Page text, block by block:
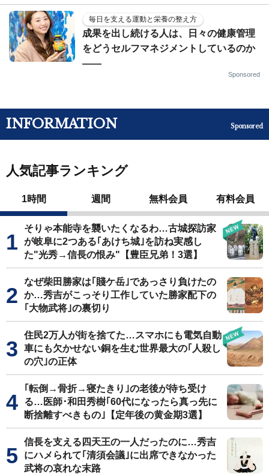
毎日を支える運動と栄養の整え方
成果を出し続ける人は、日々の健康管理
をどうセルフマネジメントしているのか
——
Sponsored
INFORMATION Sponsored
人気記事ランキング
1時間 週間 無料会員 有料会員
そりゃ本能寺を襲いたくなるわ…古城探訪家
が岐阜に2つある｢あけち城｣を訪ね実感し
た"光秀→信長の恨み"【豊臣兄弟！3選】
なぜ柴田勝家は｢賤ケ岳｣であっさり負けたの
か…秀吉がこっそり工作していた勝家配下の
｢大物武将｣の裏切り
住民2万人が街を捨てた…スマホにも電気自動
車にも欠かせない銅を生む世界最大の｢人殺し
の穴｣の正体
｢転倒→骨折→寝たきり｣の老後が待ち受け
る…医師･和田秀樹｢60代になったら真っ先に
断捨離すべきもの｣【定年後の黄金期3選】
信長を支える四天王の一人だったのに…秀吉
にハメられて｢清須会議｣に出席できなかった
武将の哀れな末路